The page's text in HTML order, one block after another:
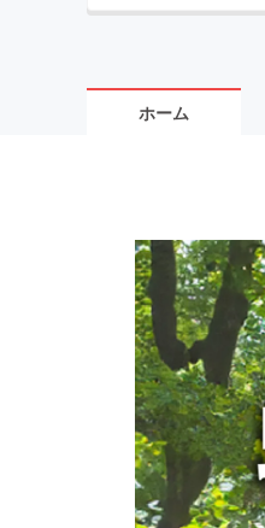
ホーム